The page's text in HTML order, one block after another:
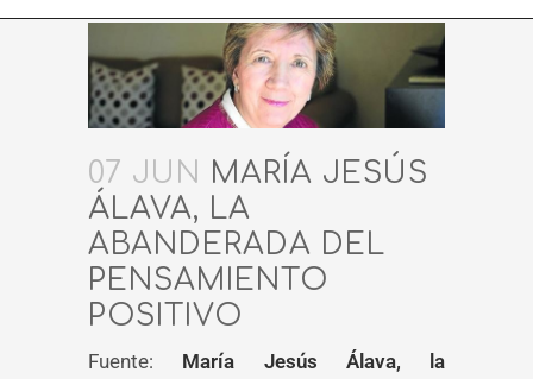
07 JUN MARÍA JESÚS
ÁLAVA, LA
ABANDERADA DEL
PENSAMIENTO
POSITIVO
Fuente: María Jesús Álava, la